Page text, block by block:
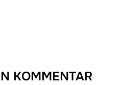
KOMMENTAR